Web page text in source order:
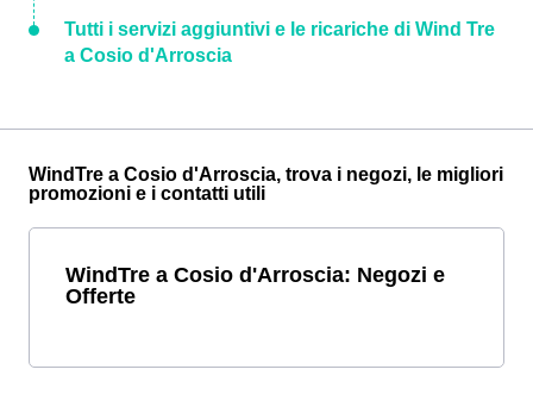
Tutti i servizi aggiuntivi e le ricariche di Wind Tre
a Cosio d'Arroscia
WindTre a Cosio d'Arroscia, trova i negozi, le migliori
promozioni e i contatti utili
WindTre a Cosio d'Arroscia: Negozi e
Offerte